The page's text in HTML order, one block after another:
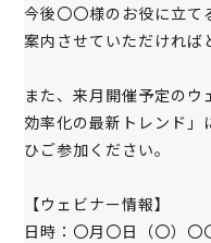
今後〇〇様のお役に立て
案内させていただければ
また、来月開催予定の
効率化の最新トレンド
ひご参加ください。
【ウェビナー情報】
日時：〇月〇日（〇）〇